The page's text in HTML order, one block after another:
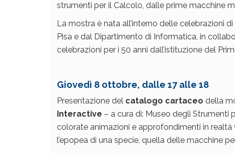
strumenti per il Calcolo, dalle prime macchine
La mostra è nata all’interno delle celebrazioni di
Pisa e dal Dipartimento di Informatica, in
celebrazioni per i 50 anni dall’istituzione del
Giovedì 8 ottobre, dalle 17 alle 18
Presentazione del catalogo cartaceo della
Interactive – a cura di: Museo degli Strumenti
colorate animazioni e approfondimenti in
l’epopea di una specie, quella delle macchine